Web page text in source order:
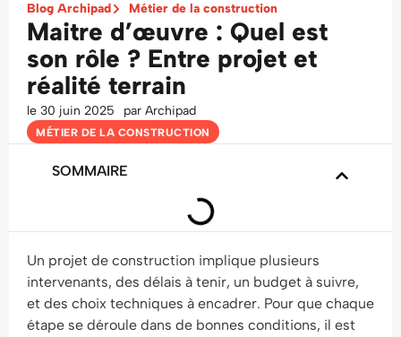
Blog Archipad Métier de la construction
Maitre d’œuvre : Quel est
son rôle ? Entre projet et
réalité terrain
le 30 juin 2025 par Archipad
MÉTIER DE LA CONSTRUCTION
SOMMAIRE
Un projet de construction implique plusieurs
intervenants, des délais à tenir, un budget à suivre,
et des choix techniques à encadrer. Pour que chaque
étape se déroule dans de bonnes conditions, il est